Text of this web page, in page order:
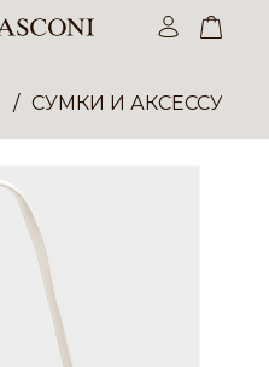
СУМКИ И